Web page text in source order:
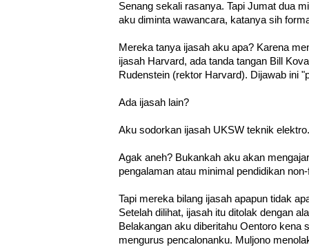
Senang sekali rasanya. Tapi Jumat dua
aku diminta wawancara, katanya sih
Mereka tanya ijasah aku apa? Karena
ijasah Harvard, ada tanda tangan Bill
Rudenstein (rektor Harvard). Dijawab ini
Ada ijasah lain?
Aku sodorkan ijasah UKSW teknik elektro.
Agak aneh? Bukankah aku akan
pengalaman atau minimal pendidikan
Tapi mereka bilang ijasah apapun tidak
Setelah dilihat, ijasah itu ditolak dengan
Belakangan aku diberitahu Oentoro kena
mengurus pencalonanku. Muljono